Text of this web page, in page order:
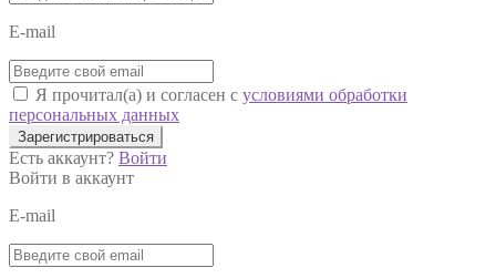
E-mail
Я прочитал(а) и согласен с условиями обработки
персональных данных
Зарегистрироваться
Есть аккаунт? Войти
Войти в аккаунт
E-mail